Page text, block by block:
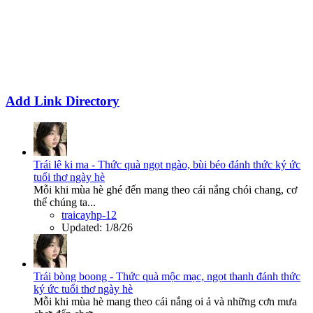
Add Link Directory
Trái lê ki ma - Thức quà ngọt ngào, bùi béo đánh thức ký ức
tuổi thơ ngày hè
Mỗi khi mùa hè ghé đến mang theo cái nắng chói chang, cơ
thể chúng ta...
traicayhp-12
Updated: 1/8/26
Trái bòng boong - Thức quà mộc mạc, ngọt thanh đánh thức
ký ức tuổi thơ ngày hè
Mỗi khi mùa hè mang theo cái nắng oi ả và những cơn mưa